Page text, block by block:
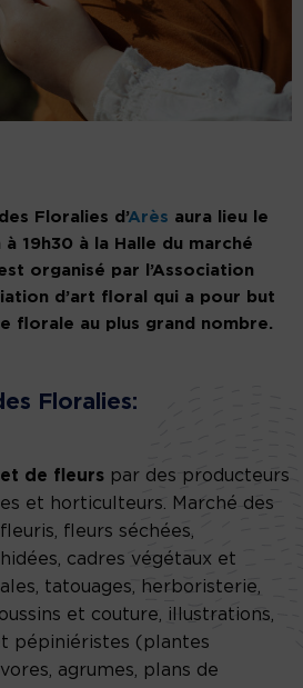
Floralies d’Arès aura lieu le
à 19h30 à la Halle du marché
organisé par l’Association
d’art floral qui a pour but
florale au plus grand nombre.
Floralies:
de fleurs par des producteurs
et horticulteurs. Marché des
fleurs séchées,
cadres végétaux et
tatouages, herboristerie,
et couture, illustrations,
pépiniéristes (plantes
agrumes, plans de